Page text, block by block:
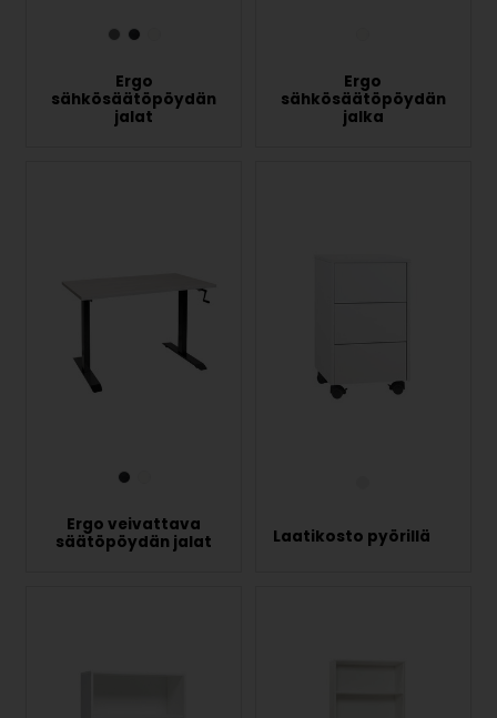
Ergo
sähkösäätöpöydän
jalat
Ergo
sähkösäätöpöydän
jalka
Ergo veivattava
säätöpöydän jalat
Laatikosto pyörillä